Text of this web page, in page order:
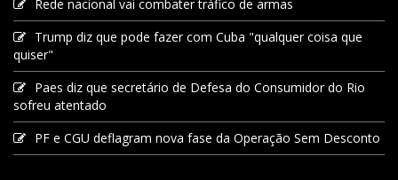
Rede nacional vai combater tráfico de armas
Trump diz que pode fazer com Cuba "qualquer coisa que
quiser"
Paes diz que secretário de Defesa do Consumidor do Rio
sofreu atentado
PF e CGU deflagram nova fase da Operação Sem Desconto